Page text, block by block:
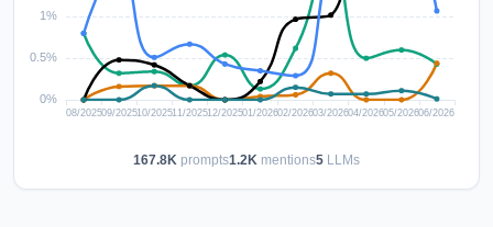
167.8K prompts1.2K mentions5 LLMs